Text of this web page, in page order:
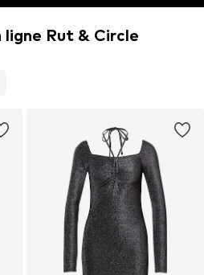
ligne Rut & Circle